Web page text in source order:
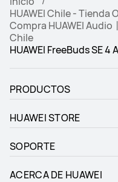
HUAWEI Chile - Tienda
Compra HUAWEI Audio
Chile
HUAWEI FreeBuds SE 4
PRODUCTOS
HUAWEI STORE
SOPORTE
ACERCA DE HUAWEI